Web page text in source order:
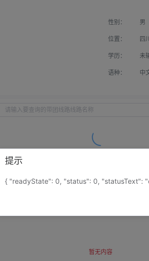
性别： 男
位置： 四
学历： 未
语种： 中
暂无内容
提示
{ "readyState": 0, "status": 0, "statusText":